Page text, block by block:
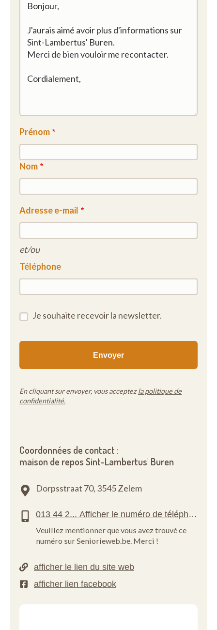
Prénom
Nom
Adresse e-mail
et/ou
Téléphone
Je souhaite recevoir la newsletter.
En cliquant sur envoyer, vous acceptezla politique de
confidentialité.
Coordonnées de contact :
maison de repos Sint-Lambertus' Buren
Dorpsstraat 70, 3545 Zelem
Veuillez mentionner que vous avez trouvé ce
numéro sur Seniorieweb.be. Merci !